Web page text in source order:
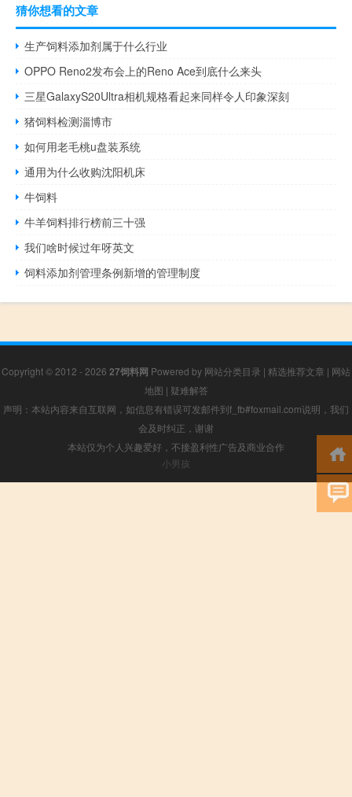
猜你想看的文章
生产饲料添加剂属于什么行业
OPPO Reno2发布会上的Reno Ace到底什么来头
三星GalaxyS20Ultra相机规格看起来同样令人印象深刻
猪饲料检测淄博市
如何用老毛桃u盘装系统
通用为什么收购沈阳机床
牛饲料
牛羊饲料排行榜前三十强
我们啥时候过年呀英文
饲料添加剂管理条例新增的管理制度
Copyright © 2012 - 2026 27饲料网 Powered by 网站分类目录 | 精选推荐文章 | 网站
地图 | 疑难解答
声明：本站内容来自互联网，如信息有错误可发邮件到f_fb#foxmail.com说明，我们
会及时纠正，谢谢
本站仅为个人兴趣爱好，不接盈利性广告及商业合作
小男孩